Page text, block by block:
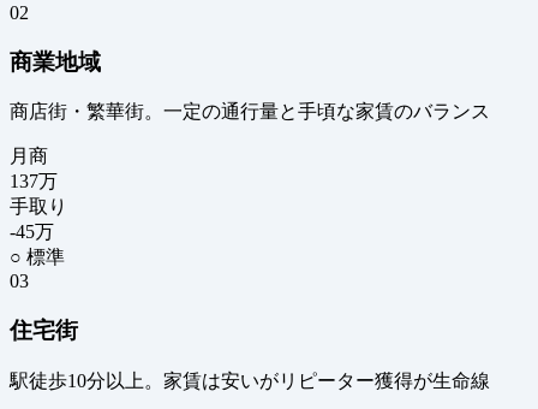
02
商業地域
商店街・繁華街。一定の通行量と手頃な家賃のバランス
月商
137万
手取り
-45万
○ 標準
03
住宅街
駅徒歩10分以上。家賃は安いがリピーター獲得が生命線